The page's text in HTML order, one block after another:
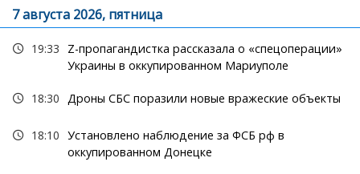
7 августа 2026, пятница
19:33
Z-пропагандистка рассказала о «спецоперации»
Украины в оккупированном Мариуполе
18:30 Дроны СБС поразили новые вражеские объекты
18:10 Установлено наблюдение за ФСБ рф в
оккупированном Донецке